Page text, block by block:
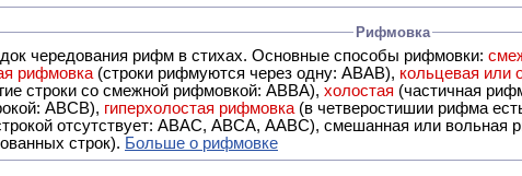
Рифмовка
чередования рифм в стихах. Основные способы рифмовки:
рифмовка (строки рифмуются через одну: ABAB), кольцевая или
две другие строки со смежной рифмовкой: ABBA), холостая (частичная
АBCB), гиперхолостая рифмовка (в четверостишии рифма
ABCA, AABC), смешанная или вольная рифмовка (рифмовка в сложных строфах с различными
строк). Больше о рифмовке